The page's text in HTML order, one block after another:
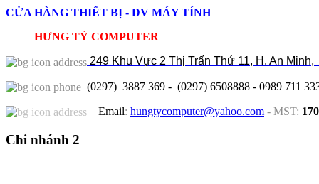
CỬA HÀNG THIẾT BỊ - DV MÁY TÍNH
HƯNG TỶ COMPUTER
249 Khu Vực 2 Thị Trấn Thứ 11, H. An
(0297) 3887 369 - (0297) 6508888 - 0989 711
Email: hungtycomputer@yahoo.com - MST:
Chi nhánh 2